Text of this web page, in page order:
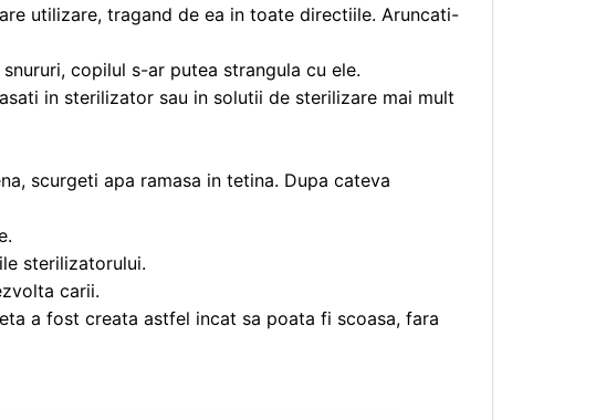
utilizare, tragand de ea in toate directiile. Aruncati-
copilul s-ar putea strangula cu ele.
in sterilizator sau in solutii de sterilizare mai mult
scurgeti apa ramasa in tetina. Dupa cateva
sterilizatorului.
carii.
a fost creata astfel incat sa poata fi scoasa, fara